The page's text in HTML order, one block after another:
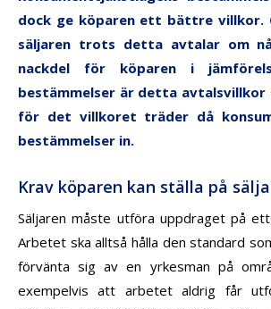
dock ge köparen ett bättre villkor.
säljaren trots detta avtalar om
nackdel för köparen i
bestämmelser är detta
för det villkoret träder då
bestämmelser in.
Krav köparen kan ställa på
Säljaren måste utföra uppdraget på
Arbetet ska alltså hålla den standard
förvänta sig av en yrkesman på
exempelvis att arbetet aldrig får